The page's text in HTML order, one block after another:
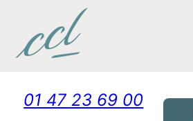
01 47 23 69 00
Panneau de gestion des cookies